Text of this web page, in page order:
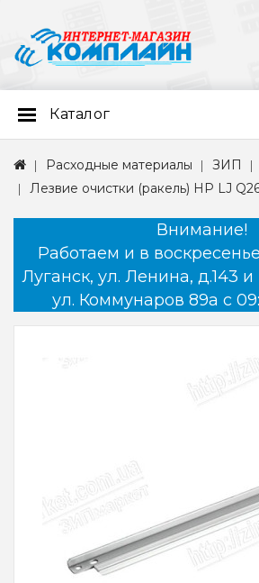
Каталог
Расходные материалы ЗИП
Лезвие очистки (ракель) HP LJ
Внимание!
Работаем и в
Луганск, ул. Ленина, д.143 и
ул. Коммунаров 89а с